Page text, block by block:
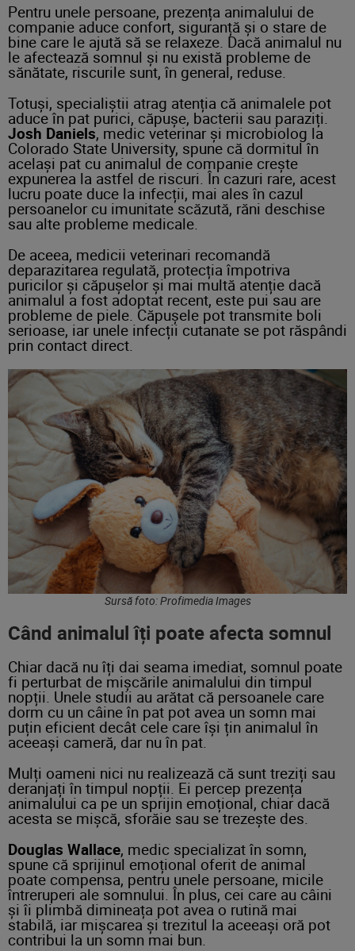
Pentru unele persoane, prezența animalului de
companie aduce confort, siguranță și o stare de
bine care le ajută să se relaxeze. Dacă animalul nu
le afectează somnul și nu există probleme de
sănătate, riscurile sunt, în general, reduse.
Totuși, specialiștii atrag atenția că animalele pot
aduce în pat purici, căpușe, bacterii sau paraziți.
Josh Daniels, medic veterinar și microbiolog la
Colorado State University, spune că dormitul în
același pat cu animalul de companie crește
expunerea la astfel de riscuri. În cazuri rare, acest
lucru poate duce la infecții, mai ales în cazul
persoanelor cu imunitate scăzută, răni deschise
sau alte probleme medicale.
De aceea, medicii veterinari recomandă
deparazitarea regulată, protecția împotriva
puricilor și căpușelor și mai multă atenție dacă
animalul a fost adoptat recent, este pui sau are
probleme de piele. Căpușele pot transmite boli
serioase, iar unele infecții cutanate se pot răspândi
prin contact direct.
Sursă foto: Profimedia Images
Când animalul îți poate afecta somnul
Chiar dacă nu îți dai seama imediat, somnul poate
fi perturbat de mișcările animalului din timpul
nopții. Unele studii au arătat că persoanele care
dorm cu un câine în pat pot avea un somn mai
puțin eficient decât cele care își țin animalul în
aceeași cameră, dar nu în pat.
Mulți oameni nici nu realizează că sunt treziți sau
deranjați în timpul nopții. Ei percep prezența
animalului ca pe un sprijin emoțional, chiar dacă
acesta se mișcă, sforăie sau se trezește des.
Douglas Wallace, medic specializat în somn,
spune că sprijinul emoțional oferit de animal
poate compensa, pentru unele persoane, micile
întreruperi ale somnului. În plus, cei care au câini
și îi plimbă dimineața pot avea o rutină mai
stabilă, iar mișcarea și trezitul la aceeași oră pot
contribui la un somn mai bun.